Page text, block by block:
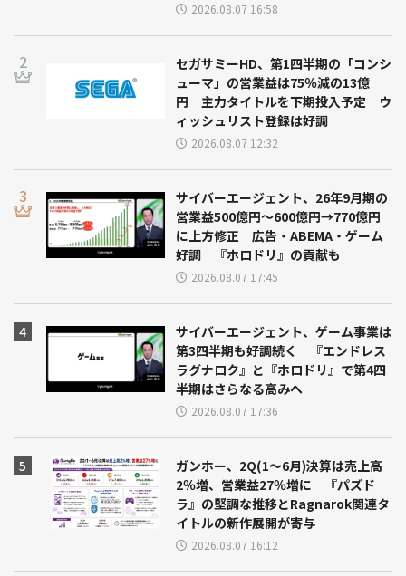
2026.08.07 16:58
セガサミーHD、第1四半期の「コンシ
ューマ」の営業益は75％減の13億
円 主力タイトルを下期投入予定 ウ
ィッシュリスト登録は好調
2026.08.07 12:32
サイバーエージェント、26年9月期の
営業益500億円～600億円→770億円
に上方修正 広告・ABEMA・ゲーム
好調 『ホロドリ』の貢献も
2026.08.07 17:45
サイバーエージェント、ゲーム事業は
第3四半期も好調続く 『エンドレス
ラグナロク』と『ホロドリ』で第4四
半期はさらなる高みへ
2026.08.07 17:36
ガンホー、2Q(1～6月)決算は売上高
2％増、営業益27％増に 『パズド
ラ』の堅調な推移とRagnarok関連タ
イトルの新作展開が寄与
2026.08.07 16:12